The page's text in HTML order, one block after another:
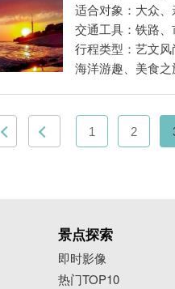
适合对象：大众
交通工具：铁路
行程类型：艺文风
海洋游趣、美食
1 2
景点探索
即时影像
热门TOP10